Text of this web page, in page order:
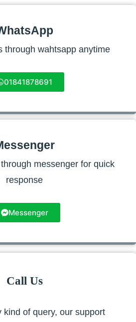
through wahtsapp anytime
01841878691
messenger for quick
response
Messenger
Call Us
kind of query, our support